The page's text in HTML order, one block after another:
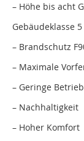
– Höhe bis acht
Gebäudeklasse 5
– Brandschutz
– Maximale
– Geringe
– Nachhaltigkeit
– Hoher Komfort